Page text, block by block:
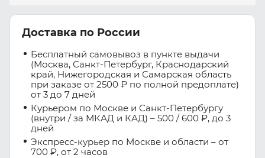
Доставка по России
Бесплатный самовывоз в пункте выдачи
(Москва, Санкт-Петербург, Краснодарский
край, Нижегородская и Самарская область
при заказе от 2500 ₽ по полной предоплате)
от 3 до 7 дней
Курьером по Москве и Санкт-Петербургу
(внутри / за МКАД и КАД) – 500 / 600 ₽, до 3
дней
Экспресс-курьер по Москве и области – от
700 ₽, от 2 часов